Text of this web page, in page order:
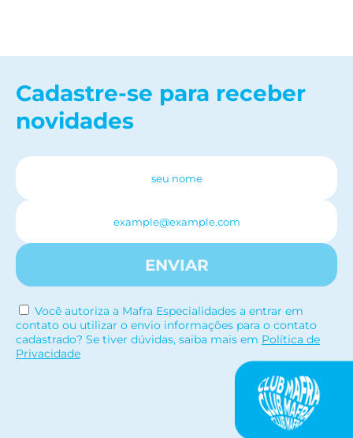
Cadastre-se para receber
novidades
ENVIAR
Você autoriza a Mafra Especialidades a entrar em
contato ou utilizar o envio informações para o contato
cadastrado? Se tiver dúvidas, saiba mais em Política de
Privacidade